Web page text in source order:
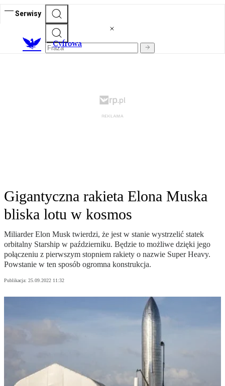
Serwisy
Cyfrowa
Gigantyczna rakieta Elona Muska
bliska lotu w kosmos
Miliarder Elon Musk twierdzi, że jest w stanie wystrzelić statek
orbitalny Starship w październiku. Będzie to możliwe dzięki jego
połączeniu z pierwszym stopniem rakiety o nazwie Super Heavy.
Powstanie w ten sposób ogromna konstrukcja.
Publikacja: 25.09.2022 11:32